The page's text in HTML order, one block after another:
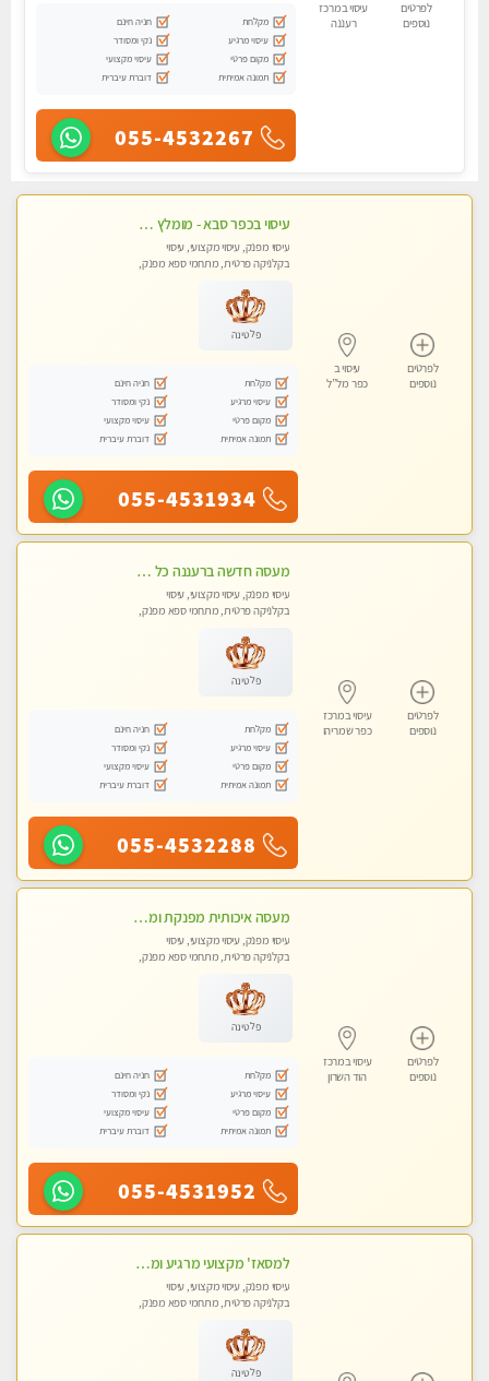
לפרטים
נוספים
עיסוי במרכז
רעננה
מקלחת
חניה חינם
עיסוי מרגיע
נקי ומסודר
מקום פרטי
עיסוי מקצועי
תמונה אמיתית
דוברת עיברית
055-4532267
לפרטים
נוספים
עיסוי ב
כפר מל”ל
עיסוי בכפר סבא - מומלץ לחלוטין!!!! כל סוגי העיסויים מעסה מקצועית ואיכותית פרטי!!!
עיסוי מפנק, עיסוי מקצועי, עיסוי
בקלניקה פרטית, מתחמי ספא מפנק,
פלטינה
מקלחת
חניה חינם
עיסוי מרגיע
נקי ומסודר
מקום פרטי
עיסוי מקצועי
תמונה אמיתית
דוברת עיברית
055-4531934
לפרטים
נוספים
עיסוי במרכז
כפר שמריהו
מעסה חדשה ברעננה כל סוגי העיסויים מעסה מקצועית ואיכותית פרטי!!!מומלץ לחלוטין!!
עיסוי מפנק, עיסוי מקצועי, עיסוי
בקלניקה פרטית, מתחמי ספא מפנק,
פלטינה
מקלחת
חניה חינם
עיסוי מרגיע
נקי ומסודר
מקום פרטי
עיסוי מקצועי
תמונה אמיתית
דוברת עיברית
055-4532288
לפרטים
נוספים
עיסוי במרכז
הוד השרון
מעסה איכותית מפנקת ומקצועית
עיסוי מפנק, עיסוי מקצועי, עיסוי
בקלניקה פרטית, מתחמי ספא מפנק,
פלטינה
מקלחת
חניה חינם
עיסוי מרגיע
נקי ומסודר
מקום פרטי
עיסוי מקצועי
תמונה אמיתית
דוברת עיברית
055-4531952
למסאז' מקצועי מרגיע ומשחרר את כל הגוף! בקליניקה פרטית -מומלץ מאוד -ללא מין!
עיסוי מפנק, עיסוי מקצועי, עיסוי
בקלניקה פרטית, מתחמי ספא מפנק,
פלטינה